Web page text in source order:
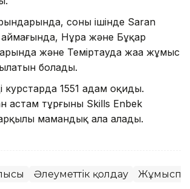
соның ішінде Saran
Нұра және Бұқар
және Теміртауда жаңа жұмыс
болады.
курстарда 1551 адам оқиды.
астам тұрғыны Skills Enbek
мамандық ала алады.
Әлеуметтік қолдау